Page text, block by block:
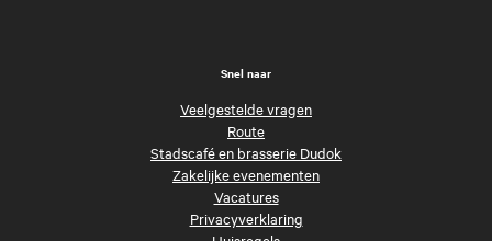
Snel naar
Veelgestelde vragen
Route
Stadscafé en brasserie Dudok
Zakelijke evenementen
Vacatures
Privacyverklaring